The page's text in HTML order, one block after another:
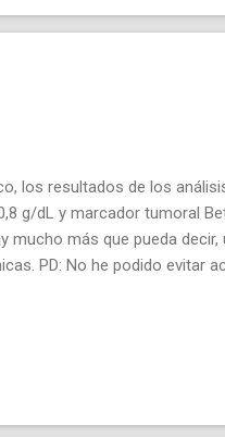
los resultados de los
g/dL y marcador tumoral
mucho más que pueda decir,
PD: No he podido evitar